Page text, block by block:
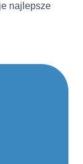
najlepsze